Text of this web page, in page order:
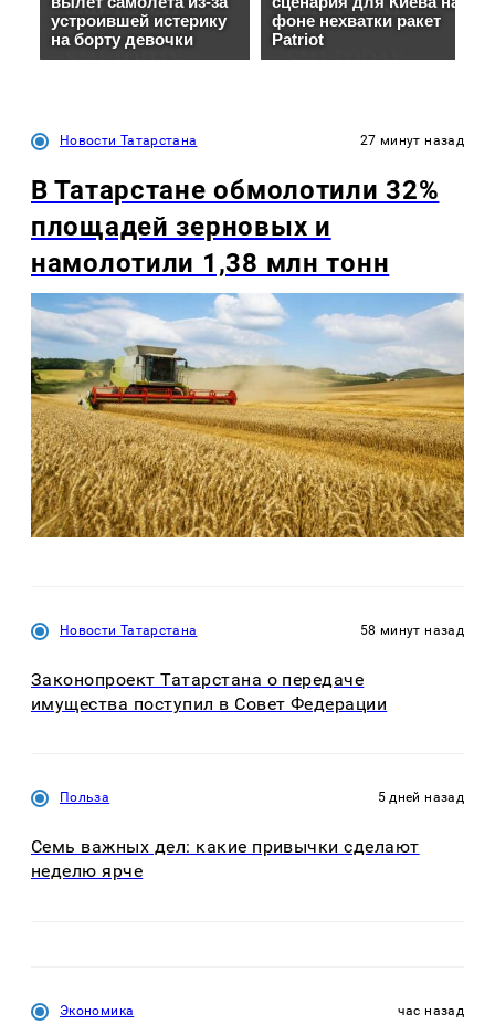
Новости Татарстана 27 минут назад
В Татарстане обмолотили 32%
площадей зерновых и
намолотили 1,38 млн тонн
Новости Татарстана 58 минут назад
Законопроект Татарстана о передаче
имущества поступил в Совет Федерации
Польза 5 дней назад
Семь важных дел: какие привычки сделают
неделю ярче
Экономика час назад